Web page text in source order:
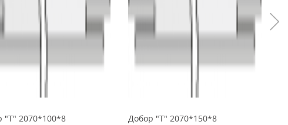
"Т" 2070*100*8
Добор "Т" 2070*150*8